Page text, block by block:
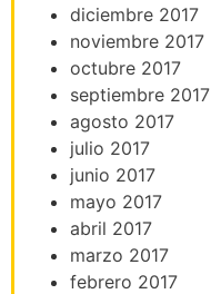
diciembre 2017
noviembre 2017
octubre 2017
septiembre 2017
agosto 2017
julio 2017
junio 2017
mayo 2017
abril 2017
marzo 2017
febrero 2017